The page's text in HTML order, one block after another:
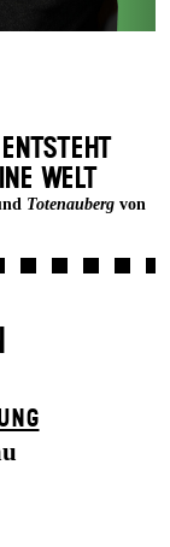
WELT
Totenaubergvon